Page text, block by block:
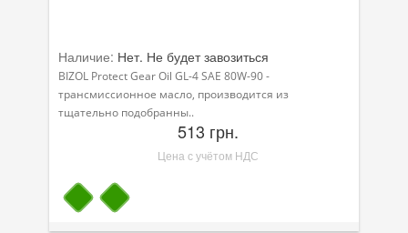
Наличие: Нет. Не будет завозиться
BIZOL Protect Gear Oil GL-4 SAE 80W-90 -
трансмиссионное масло, производится из
тщательно подобранны..
513 грн.
Цена с учётом НДС